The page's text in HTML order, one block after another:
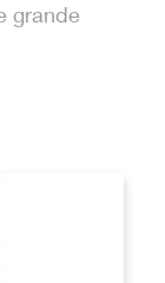
grande